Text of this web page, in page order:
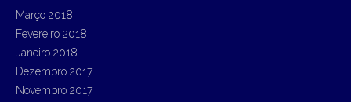
Março 2018
Fevereiro 2018
Janeiro 2018
Dezembro 2017
Novembro 2017